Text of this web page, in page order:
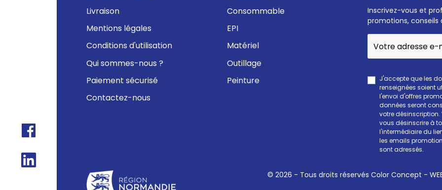
Livraison
Mentions légales
Conditions d'utilisation
Qui sommes-nous ?
Paiement sécurisé
Contactez-nous
Consommable
EPI
Matériel
Outillage
Peinture
Inscrivez-vous et
promotions, conseils
J'accepte que les
renseignées soient
l'envoi d'offres
données seront
votre désinscription.
vous désinscrire à
l'intermédiaire du
les emails
sont adressés.
© 2026 - Tous droits réservés Color Concept -